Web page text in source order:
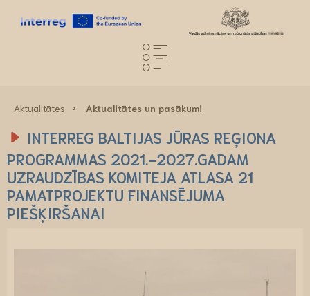
Aktualitātes Aktualitātes un pasākumi
INTERREG BALTIJAS JŪRAS REĢIONA
PROGRAMMAS 2021.-2027.GADAM
UZRAUDZĪBAS KOMITEJA ATLASA 21
PAMATPROJEKTU FINANSĒJUMA
PIEŠĶIRŠANAI